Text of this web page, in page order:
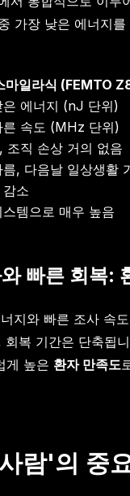
가장 낮은 에너지
마일라식 (FEMTO
은 에너지 (nJ 단위)
른 속도 (MHz 단위)
조직 손상 거의 없음
름, 다음날 일상생활
소
스템으로 매우 높음
빠른 회복:
지와 빠른 조사 속
복 기간은 단축됩
게 높은 환자 만족도
람'의 중